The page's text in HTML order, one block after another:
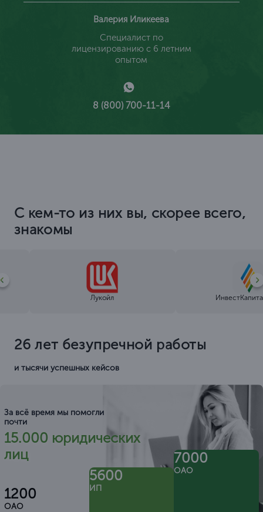
Валерия Иликеева
Специалист по
лицензированию с 6 летним
опытом
8 (800) 700-11-14
С кем-то из них вы, скорее всего,
знакомы
Лукойл
26 лет безупречной работы
и тысячи успешных кейсов
За всё время мы помогли
почти
15.000 юридических
лиц
1200
ОАО
5600
ИП
7000
ОАО